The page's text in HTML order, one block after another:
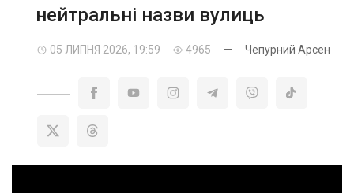
нейтральні назви вулиць
05 ЛИПНЯ 2026, 19:59 4965 — Чепурний Арсен